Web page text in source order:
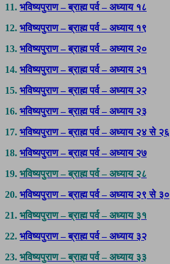
11. भविष्यपुराण – ब्राह्म पर्व – अध्याय १८
12. भविष्यपुराण – ब्राह्म पर्व – अध्याय १९
13. भविष्यपुराण – ब्राह्म पर्व – अध्याय २०
14. भविष्यपुराण – ब्राह्म पर्व – अध्याय २१
15. भविष्यपुराण – ब्राह्म पर्व – अध्याय २२
16. भविष्यपुराण – ब्राह्म पर्व – अध्याय २३
17. भविष्यपुराण – ब्राह्म पर्व – अध्याय २४ से २६
18. भविष्यपुराण – ब्राह्म पर्व – अध्याय २७
19. भविष्यपुराण – ब्राह्म पर्व – अध्याय २८
20. भविष्यपुराण – ब्राह्म पर्व – अध्याय २९ से ३०
21. भविष्यपुराण – ब्राह्म पर्व – अध्याय ३१
22. भविष्यपुराण – ब्राह्म पर्व – अध्याय ३२
23. भविष्यपुराण – ब्राह्म पर्व – अध्याय ३३